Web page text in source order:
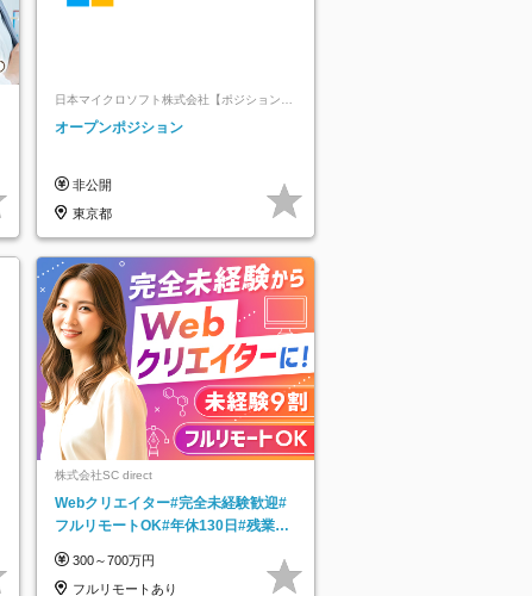
日本マイクロソフト株式会社【ポジションマ
ッチ登録】
オープンポジション
非公開
東京都
株式会社SC direct
Webクリエイター#完全未経験歓迎#
フルリモートOK#年休130日#残業月
300～700万円
フルリモートあり